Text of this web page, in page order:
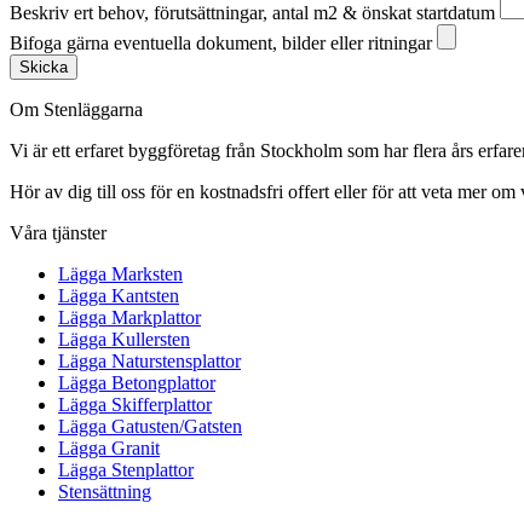
Beskriv ert behov, förutsättningar, antal m2 & önskat startdatum
Bifoga gärna eventuella dokument, bilder eller ritningar
Skicka
Om Stenläggarna
Vi är ett erfaret byggföretag från Stockholm som har flera års
Hör av dig till oss för en kostnadsfri offert eller för att veta mer om
Våra tjänster
Lägga Marksten
Lägga Kantsten
Lägga Markplattor
Lägga Kullersten
Lägga Naturstensplattor
Lägga Betongplattor
Lägga Skifferplattor
Lägga Gatusten/Gatsten
Lägga Granit
Lägga Stenplattor
Stensättning